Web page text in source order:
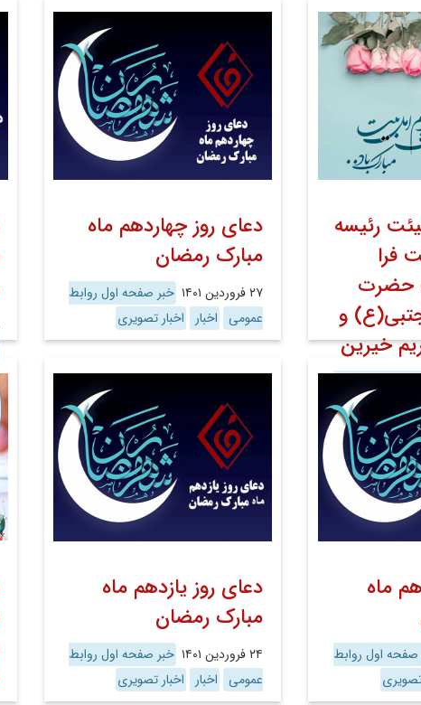
رئیسه
فرا
حضرت
و
خیرین
تصویری
دعای روز چهاردهم ماه
مبارک رمضان
۲۷ فروردین ۱۴۰۱
خبر صفحه اول روابط
عمومی اخبار اخبار تصویری
ماه
صفحه اول روابط
تصویری
دعای روز یازدهم ماه
مبارک رمضان
۲۴ فروردین ۱۴۰۱
خبر صفحه اول روابط
عمومی اخبار اخبار تصویری